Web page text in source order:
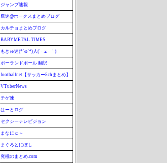
ジャンプ速報
鷹速@ホークスまとめブログ
カルチョまとめブログ
BABYMETAL TIMES
もきゅ速(*´ω`*)人(´･ェ･｀)
ポーランドボール 翻訳
footballnet【サッカー5chまとめ】
VTuberNews
チゲ速
はーとログ
セクシーテレビジョン
まなにゅ～
まぐろとにぼし
究極のまとめ.com